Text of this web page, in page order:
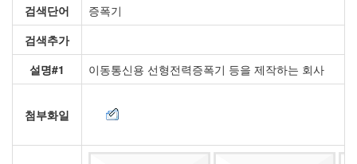
검색단어
증폭기
검색추가
설명#1
이동통신용 선형전력증폭기 등을 제작하는 회사
첨부화일